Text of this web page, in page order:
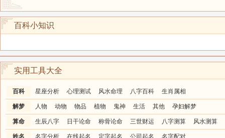
百科小知识
实用工具大全
百科 星座分析 心理测试 风水命理 八字百科 生肖属相
解梦 人物 动物 物品 植物 鬼神 生活 其他 孕妇解梦
算命 生辰八字 日干论命 称骨论命 三世财运 八字测算 风水测算
姓名 名字分析 在线起名 定字起名 公司起名 名字配对